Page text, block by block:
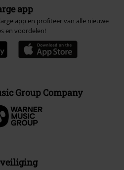
app
app en profiteer van alle nieuwe
en voordelen!
Group Company